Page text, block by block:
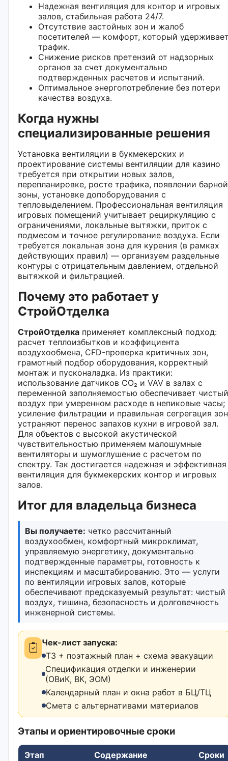
Надежная вентиляция для контор и игровых
залов, стабильная работа 24/7.
Отсутствие застойных зон и жалоб
посетителей — комфорт, который
трафик.
Снижение рисков претензий от надзорных
органов за счет документально
подтвержденных расчетов и испытаний.
Оптимальное энергопотребление без потери
качества воздуха.
Когда нужны
специализированные решения
Установка вентиляции в букмекерских и
проектирование системы вентиляции для казино
требуется при открытии новых залов,
перепланировке, росте трафика, появлении барной
зоны, установке допоборудования с
тепловыделением. Профессиональная вентиляция
игровых помещений учитывает рециркуляцию с
ограничениями, локальные вытяжки, приток с
подмесом и точное регулирование воздуха. Если
требуется локальная зона для курения (в рамках
действующих правил) — организуем раздельные
контуры с отрицательным давлением, отдельной
вытяжкой и фильтрацией.
Почему это работает у
СтройОтделка
СтройОтделка применяет комплексный подход:
расчет теплоизбытков и коэффициента
воздухообмена, CFD-проверка критичных зон,
грамотный подбор оборудования, корректный
монтаж и пусконаладка. Из практики:
использование датчиков CO₂ и VAV в залах с
переменной заполняемостью обеспечивает чистый
воздух при умеренном расходе в непиковые часы;
усиление фильтрации и правильная сегрегация зон
устраняют перенос запахов кухни в игровой зал.
Для объектов с высокой акустической
чувствительностью применяем малошумные
вентиляторы и шумоглушение с расчетом по
спектру. Так достигается надежная и эффективная
вентиляция для букмекерских контор и игровых
залов.
Итог для владельца бизнеса
Вы получаете: четко рассчитанный
воздухообмен, комфортный микроклимат,
управляемую энергетику, документально
подтвержденные параметры, готовность к
инспекциям и масштабированию. Это — услуги
по вентиляции игровых залов, которые
обеспечивают предсказуемый результат: чистый
воздух, тишина, безопасность и долговечность
инженерной системы.
Чек-лист запуска:
ТЗ + поэтажный план + схема эвакуации
Спецификация отделки и инженерии
(ОВиК, ВК, ЭОМ)
Календарный план и окна работ в БЦ/ТЦ
Смета с альтернативами материалов
Этапы и ориентировочные сроки
Этап Содержание Сроки